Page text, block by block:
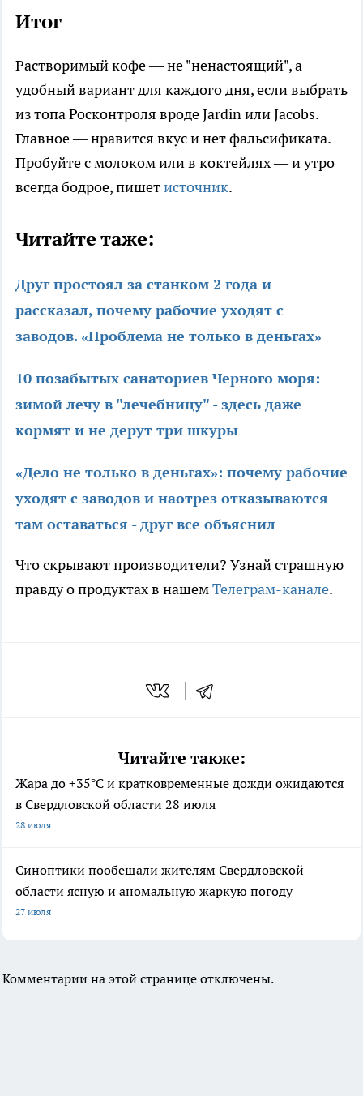
Итог
Растворимый кофе — не "ненастоящий", а
удобный вариант для каждого дня, если выбрать
из топа Росконтроля вроде Jardin или Jacobs.
Главное — нравится вкус и нет фальсификата.
Пробуйте с молоком или в коктейлях — и утро
всегда бодрое, пишетисточник.
Читайте таже:
Друг простоял за станком 2 года и
рассказал, почему рабочие уходят с
заводов. «Проблема не только в деньгах»
10 позабытых санаториев Черного моря:
зимой лечу в "лечебницу" - здесь даже
кормят и не дерут три шкуры
«Дело не только в деньгах»: почему рабочие
уходят с заводов и наотрез отказываются
там оставаться - друг все объяснил
Что скрывают производители? Узнай страшную
правду о продуктах в нашемТелеграм-канале.
Читайте также:
Жара до +35°С и кратковременные дожди ожидаются
в Свердловской области 28 июля
28 июля
Синоптики пообещали жителям Свердловской
области ясную и аномальную жаркую погоду
27 июля
Комментарии на этой странице отключены.